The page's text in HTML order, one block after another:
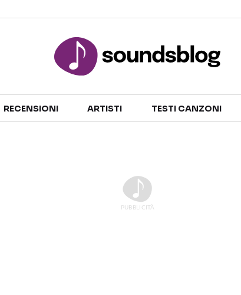
TALENT SHOW
RECENSIONI ARTISTI TESTI CANZONI